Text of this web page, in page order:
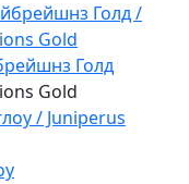
Голд
Gold